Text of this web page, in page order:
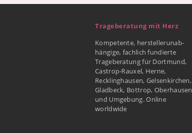
Trageberatung mit Herz
Kompetente, herstellerunab-
hängige, fachlich fundierte
Trageberatung für Dortmund,
Castrop-Rauxel, Herne,
Recklinghausen, Gelsenkirchen,
Gladbeck, Bottrop, Oberhausen
und Umgebung. Online
worldwide